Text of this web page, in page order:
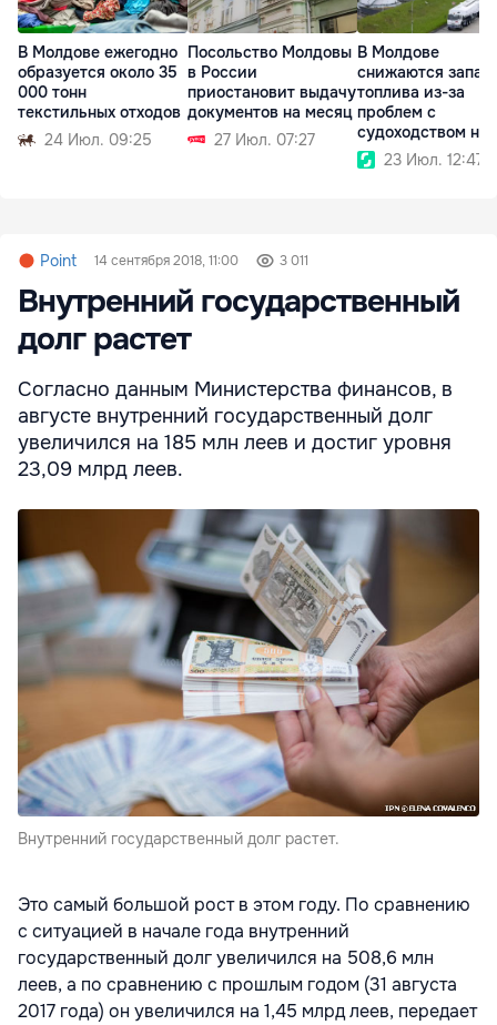
В Молдове ежегодно
образуется около 35
000 тонн
текстильных отходов
24 Июл. 09:25
Посольство Молдовы
в России
приостановит выдачу
документов на месяц
27 Июл. 07:27
В Молдове
снижаются
топлива из-за
проблем с
судоходством на
Дунае23 Июл. 12:47
Point 14 сентября 2018, 11:00 3 011
Внутренний государственный
долг растет
Согласно данным Министерства финансов, в
августе внутренний государственный долг
увеличился на 185 млн леев и достиг уровня
23,09 млрд леев.
Внутренний государственный долг растет.
Это самый большой рост в этом году. По сравнению
с ситуацией в начале года внутренний
государственный долг увеличился на 508,6 млн
леев, а по сравнению с прошлым годом (31 августа
2017 года) он увеличился на 1,45 млрд леев, передает